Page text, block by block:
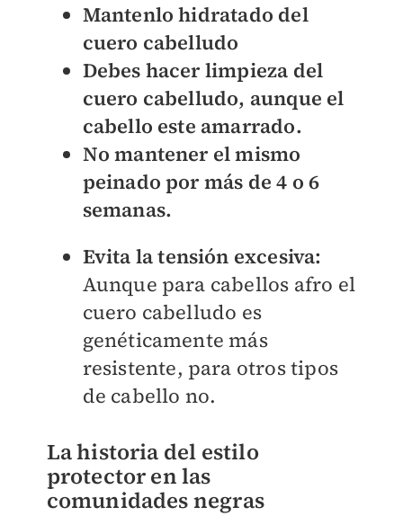
Mantenlo hidratado del
cuero cabelludo
Debes hacer limpieza del
cuero cabelludo, aunque el
cabello este amarrado.
No mantener el mismo
peinado por más de 4 o 6
semanas.
Evita la tensión excesiva:
Aunque para cabellos afro el
cuero cabelludo es
genéticamente más
resistente, para otros tipos
de cabello no.
La historia del estilo
protector en las
comunidades negras